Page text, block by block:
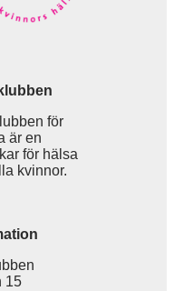
för
är en
för hälsa
kvinnor.
15